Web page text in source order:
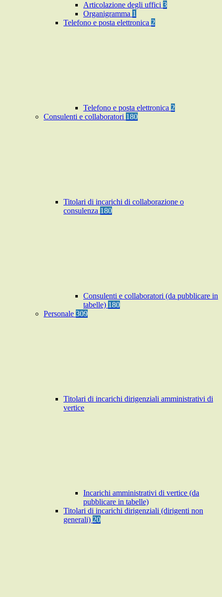
Articolazione degli uffici 3
Organigramma 1
Telefono e posta elettronica 2
Telefono e posta elettronica 2
Consulenti e collaboratori 180
Titolari di incarichi di collaborazione o
consulenza 180
Consulenti e collaboratori (da pubblicare in
tabelle) 180
Personale 309
Titolari di incarichi dirigenziali amministrativi di
vertice
Incarichi amministrativi di vertice (da
pubblicare in tabelle)
Titolari di incarichi dirigenziali (dirigenti non
generali) 20